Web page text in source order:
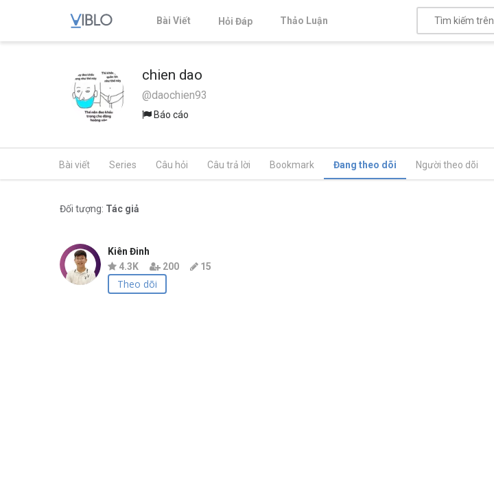
Bài Viết Hỏi Đáp Thảo Luận
chien dao
@daochien93
Báo cáo
Bài viết Series Câu hỏi Câu trả lời Bookmark Đang theo dõi Người theo dõi
Đối tượng: Tác giả
Kiên Đinh
4.3K
200 15
Theo dõi